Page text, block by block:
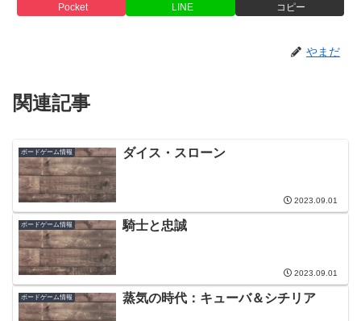
Pocket LINE コピー
やまだ
関連記事
ボードゲーム情報 ダイス・スローン
2023.09.01
ボードゲーム情報 騎士と忠誠
2023.09.01
ボードゲーム情報 蒸気の時代：キューバ＆シチリア